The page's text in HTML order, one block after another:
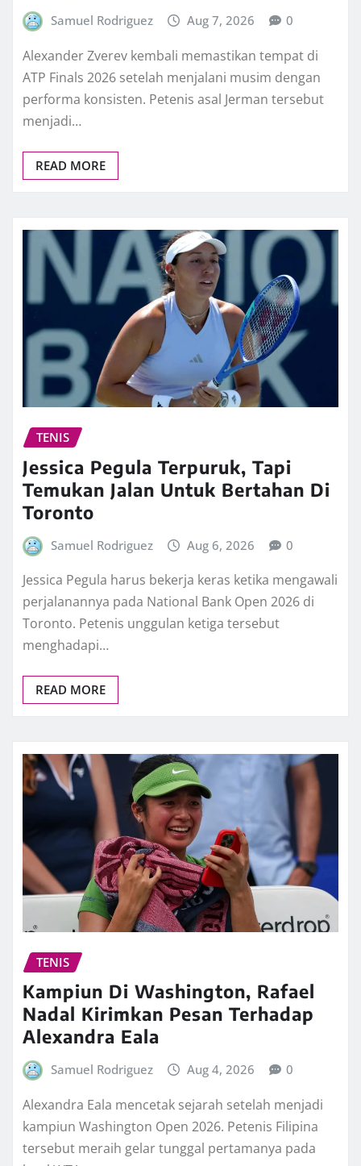
Samuel Rodriguez Aug 7, 2026 0
Alexander Zverev kembali memastikan tempat di
ATP Finals 2026 setelah menjalani musim dengan
performa konsisten. Petenis asal Jerman tersebut
menjadi…
READ MORE
TENIS
Jessica Pegula Terpuruk, Tapi
Temukan Jalan Untuk Bertahan Di
Toronto
Samuel Rodriguez Aug 6, 2026 0
Jessica Pegula harus bekerja keras ketika mengawali
perjalanannya pada National Bank Open 2026 di
Toronto. Petenis unggulan ketiga tersebut
menghadapi…
READ MORE
TENIS
Kampiun Di Washington, Rafael
Nadal Kirimkan Pesan Terhadap
Alexandra Eala
Samuel Rodriguez Aug 4, 2026 0
Alexandra Eala mencetak sejarah setelah menjadi
kampiun Washington Open 2026. Petenis Filipina
tersebut meraih gelar tunggal pertamanya pada